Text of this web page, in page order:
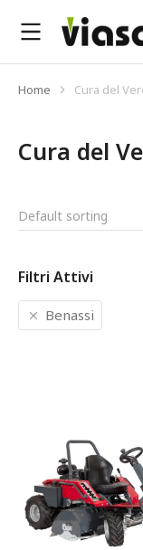
Tu sei qui:
Home Cura del
Cura del
Filtri Attivi
Benassi